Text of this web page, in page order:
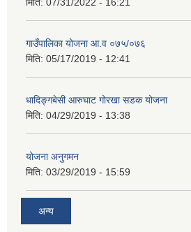
गाउँपालिका योजना आ.व ०७५/०७६
मिति: 05/17/2019 - 12:41
धादिङ्गबेसी आरुघाट गोरखा सडक योजना
मिति: 04/29/2019 - 13:38
योजना अनुगमन
मिति: 03/29/2019 - 15:59
अन्य